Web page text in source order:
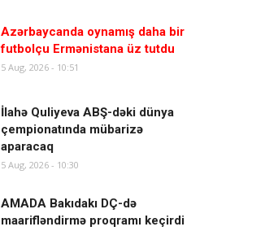
Azərbaycanda oynamış daha bir
futbolçu Ermənistana üz tutdu
5 Aug, 2026 - 10:51
İlahə Quliyeva ABŞ-dəki dünya
çempionatında mübarizə
aparacaq
5 Aug, 2026 - 10:30
AMADA Bakıdakı DÇ-də
maarifləndirmə proqramı keçirdi